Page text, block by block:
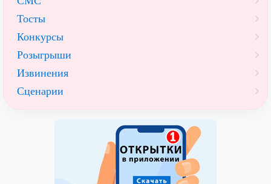
Тосты
Конкурсы
Розыгрыши
Извинения
Сценарии